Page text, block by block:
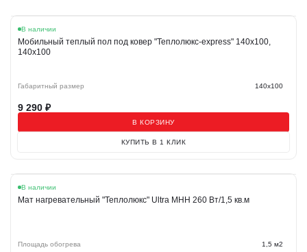
В наличии
Мобильный теплый пол под ковер "Теплолюкс-express" 140х100,
140x100
Габаритный размер 140x100
9 290 ₽
В КОРЗИНУ
КУПИТЬ В 1 КЛИК
В наличии
Мат нагревательный "Теплолюкс" Ultra МНН 260 Вт/1,5 кв.м
Площадь обогрева 1,5 м2